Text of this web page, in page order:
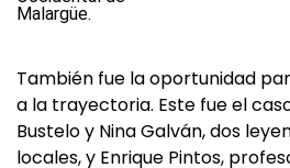
También fue la oportunidad
a la trayectoria. Este fue el
Bustelo y Nina Galván, dos
locales, y Enrique Pintos,